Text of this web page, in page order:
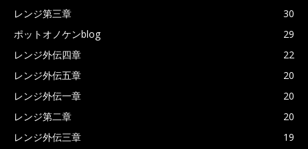
レンジ第三章
30
ポットオノケンblog
29
レンジ外伝四章
22
レンジ外伝五章
20
レンジ外伝一章
20
レンジ第二章
20
レンジ外伝三章
19